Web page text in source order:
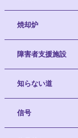
焼却炉
障害者支援施設
知らない道
信号